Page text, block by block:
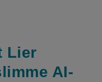
Lier
AI-